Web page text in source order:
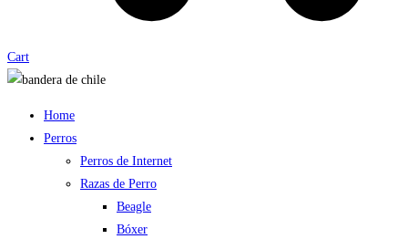
Cart
Home
Perros
Perros de Internet
Razas de Perro
Beagle
Bóxer